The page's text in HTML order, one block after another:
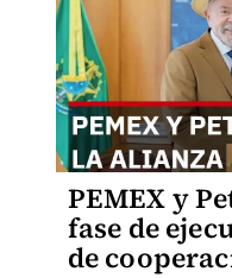
PEMEX y
fase de
de